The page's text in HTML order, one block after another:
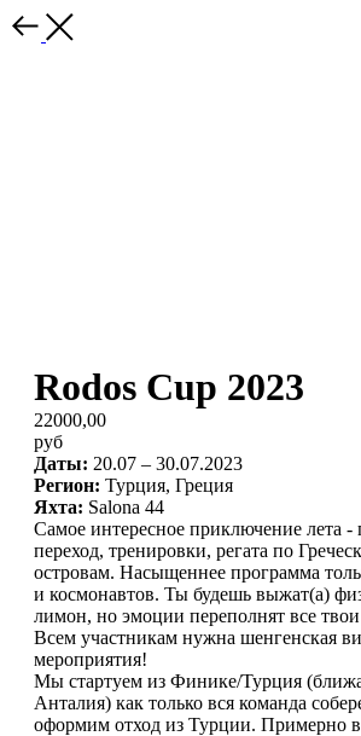
Rodos Cup 2023
22000,00
руб
Даты: 20.07 – 30.07.2023
Регион: Турция, Греция
Яхта: Salona 44
Самое интересное приключение лета
переход, тренировки, регата по
островам. Насыщеннее программа
и космонавтов. Ты будешь выжат(а)
лимон, но эмоции переполнят все
Всем участникам нужна шенгенская
мероприятия!
Мы стартуем из Финике/Турция
Анталия) как только вся команда
оформим отход из Турции. Примерно